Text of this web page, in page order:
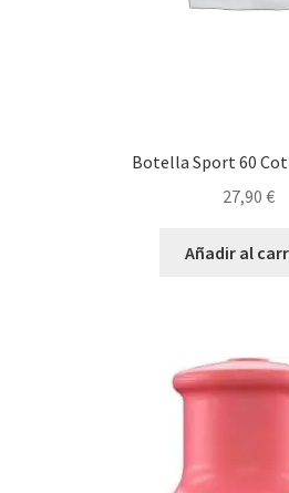
Botella Sport 60
27,90 €
Añadir al